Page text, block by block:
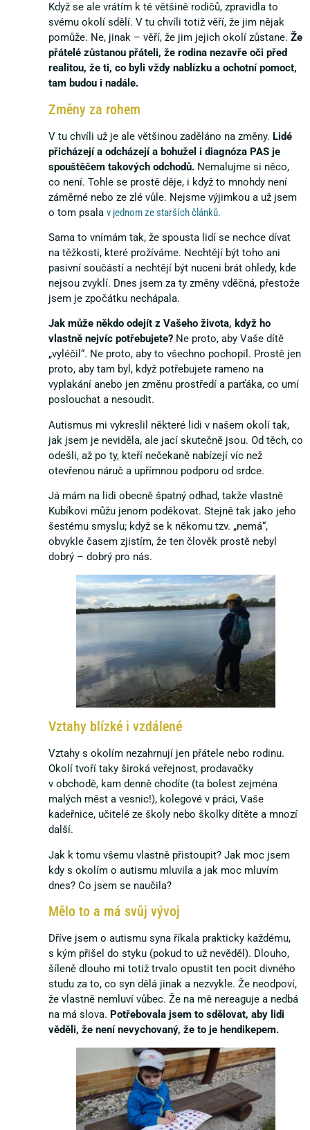
Když se ale vrátím k té většině rodičů, zpravidla to
svému okolí sdělí. V tu chvíli totiž věří, že jim nějak
pomůže. Ne, jinak – věří, že jim jejich okolí zůstane. Že
přátelé zůstanou přáteli, že rodina nezavře oči před
realitou, že ti, co byli vždy nablízku a ochotní pomoct,
tam budou i nadále.
Změny za rohem
V tu chvíli už je ale většinou zaděláno na změny. Lidé
přicházejí a odcházejí a bohužel i diagnóza PAS je
spouštěčem takových odchodů. Nemalujme si něco,
co není. Tohle se prostě děje, i když to mnohdy není
záměrné nebo ze zlé vůle. Nejsme výjimkou a už jsem
o tom psala v jednom ze starších článků.
Sama to vnímám tak, že spousta lidí se nechce dívat
na těžkosti, které prožíváme. Nechtějí být toho ani
pasivní součástí a nechtějí být nuceni brát ohledy, kde
nejsou zvyklí. Dnes jsem za ty změny vděčná, přestože
jsem je zpočátku nechápala.
Jak může někdo odejít z Vašeho života, když ho
vlastně nejvíc potřebujete? Ne proto, aby Vaše dítě
„vyléčil“. Ne proto, aby to všechno pochopil. Prostě jen
proto, aby tam byl, když potřebujete rameno na
vyplakání anebo jen změnu prostředí a parťáka, co umí
poslouchat a nesoudit.
Autismus mi vykreslil některé lidi v našem okolí tak,
jak jsem je neviděla, ale jací skutečně jsou. Od těch, co
odešli, až po ty, kteří nečekaně nabízejí víc než
otevřenou náruč a upřímnou podporu od srdce.
Já mám na lidi obecně špatný odhad, takže vlastně
Kubíkovi můžu jenom poděkovat. Stejně tak jako jeho
šestému smyslu; když se k někomu tzv. „nemá“,
obvykle časem zjistím, že ten člověk prostě nebyl
dobrý – dobrý pro nás.
Vztahy blízké i vzdálené
Vztahy s okolím nezahrnují jen přátele nebo rodinu.
Okolí tvoří taky široká veřejnost, prodavačky
v obchodě, kam denně chodíte (ta bolest zejména
malých měst a vesnic!), kolegové v práci, Vaše
kadeřnice, učitelé ze školy nebo školky dítěte a mnozí
další.
Jak k tomu všemu vlastně přistoupit? Jak moc jsem
kdy s okolím o autismu mluvila a jak moc mluvím
dnes? Co jsem se naučila?
Mělo to a má svůj vývoj
Dříve jsem o autismu syna říkala prakticky každému,
s kým přišel do styku (pokud to už nevěděl). Dlouho,
šíleně dlouho mi totiž trvalo opustit ten pocit divného
studu za to, co syn dělá jinak a nezvykle. Že neodpoví,
že vlastně nemluví vůbec. Že na mě nereaguje a nedbá
na má slova. Potřebovala jsem to sdělovat, aby lidi
věděli, že není nevychovaný, že to je hendikepem.